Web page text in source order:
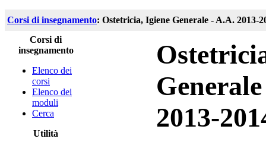
Corsi di insegnamento: Ostetricia, Igiene Generale - A.A. 2013-
Corsi di
insegnamento
Elenco dei
corsi
Elenco dei
moduli
Cerca
Utilità
2013-